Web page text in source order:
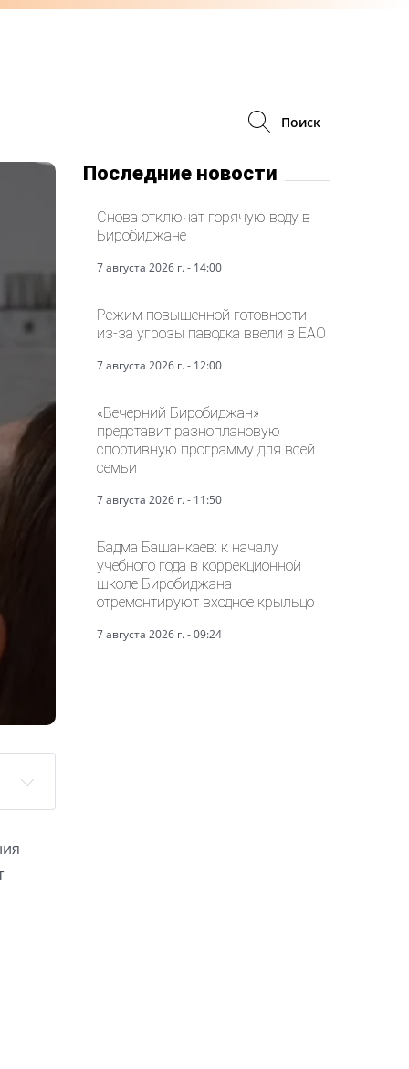
Поиск
Последние новости
Снова отключат горячую воду в
Биробиджане
7 августа 2026 г. - 14:00
Режим повышенной готовности
из-за угрозы паводка ввели в ЕАО
7 августа 2026 г. - 12:00
«Вечерний Биробиджан»
представит разноплановую
спортивную программу для всей
семьи
7 августа 2026 г. - 11:50
Бадма Башанкаев: к началу
учебного года в коррекционной
школе Биробиджана
отремонтируют входное крыльцо
7 августа 2026 г. - 09:24